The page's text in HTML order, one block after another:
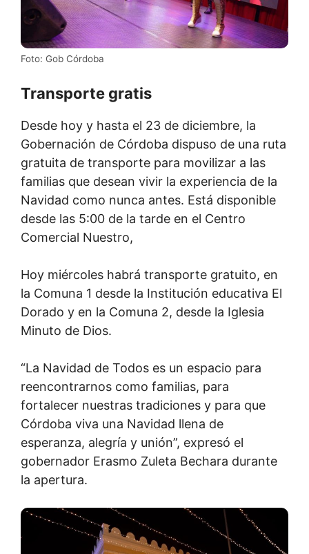
Foto: Gob Córdoba
Transporte gratis
Desde hoy y hasta el 23 de diciembre, la
Gobernación de Córdoba dispuso de una ruta
gratuita de transporte para movilizar a las
familias que desean vivir la experiencia de la
Navidad como nunca antes. Está disponible
desde las 5:00 de la tarde en el Centro
Comercial Nuestro,
Hoy miércoles habrá transporte gratuito, en
la Comuna 1 desde la Institución educativa El
Dorado y en la Comuna 2, desde la Iglesia
Minuto de Dios.
“La Navidad de Todos es un espacio para
reencontrarnos como familias, para
fortalecer nuestras tradiciones y para que
Córdoba viva una Navidad llena de
esperanza, alegría y unión”, expresó el
gobernador Erasmo Zuleta Bechara durante
la apertura.